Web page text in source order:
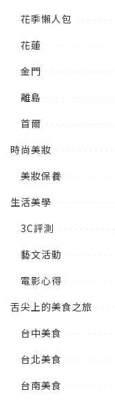
花季懶人包
花蓮
金門
離島
首爾
時尚美妝
美妝保養
生活美學
3C評測
藝文活動
電影心得
舌尖上的美食之旅
台中美食
台北美食
台南美食